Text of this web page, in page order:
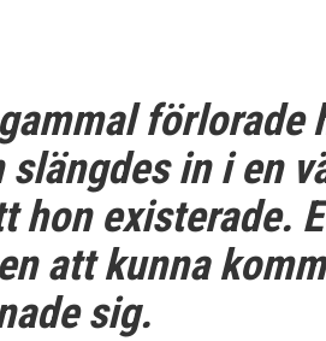
förlorade
in i en
hon existerade.
att kunna
sig.